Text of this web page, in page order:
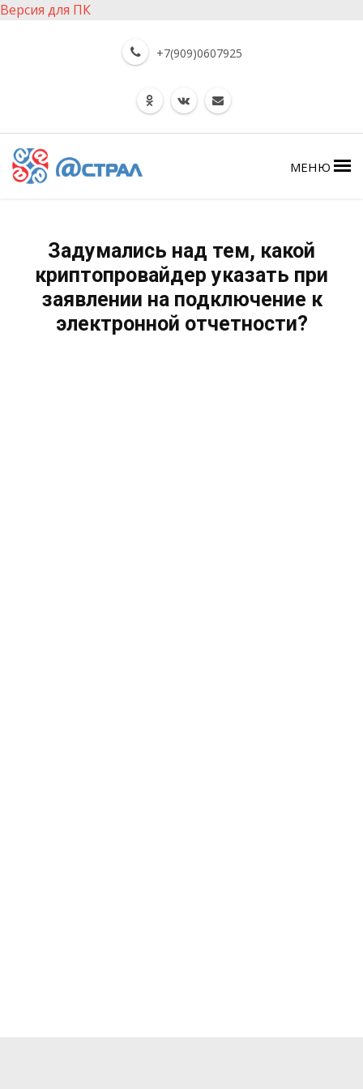
Версия для ПК
+7(909)0607925
МЕНЮ
Задумались над тем, какой
криптопровайдер указать при
заявлении на подключение к
электронной отчетности?